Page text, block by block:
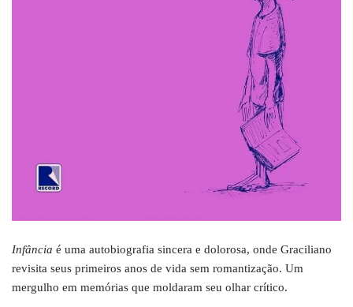
Infância é uma autobiografia sincera e dolorosa, onde Graciliano
revisita seus primeiros anos de vida sem romantização. Um
mergulho em memórias que moldaram seu olhar crítico.